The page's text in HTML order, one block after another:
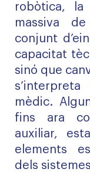
robòtica,
massiva
conjunt
capacitat
sinó que
mèdic.
fins ara
auxiliar,
elements
dels